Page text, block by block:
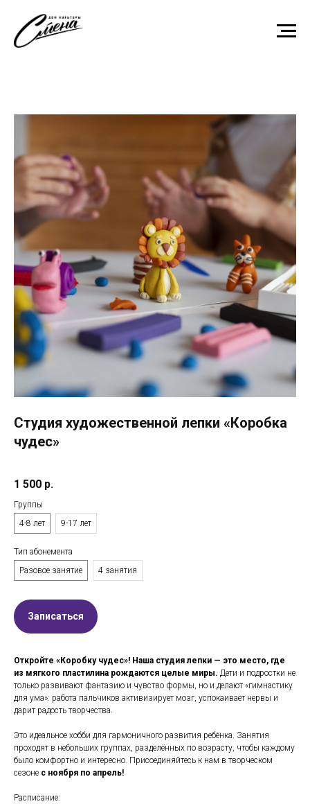
Студия художественной лепки «Коробка
чудес»
1 500 р.
Группы
4-8 лет
9-17 лет
Тип абонемента
Разовое занятие
4 занятия
Записаться
Откройте «Коробку чудес»! Наша студия лепки — это место, где
из мягкого пластилина рождаются целые миры. Дети и подростки не
только развивают фантазию и чувство формы, но и делают «гимнастику
для ума»: работа пальчиков активизирует мозг, успокаивает нервы и
дарит радость творчества.
Это идеальное хобби для гармоничного развития ребёнка. Занятия
проходят в небольших группах, разделённых по возрасту, чтобы каждому
было комфортно и интересно. Присоединяйтесь к нам в творческом
сезоне с ноября по апрель!
Расписание: